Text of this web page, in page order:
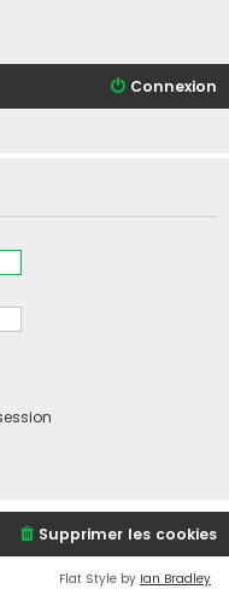
Connexion
Supprimer les cookies
Flat Style by Ian Bradley